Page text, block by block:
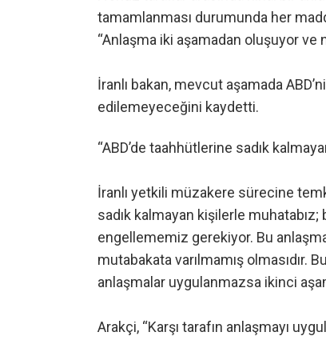
tamamlanması durumunda her
“Anlaşma iki aşamadan oluşuyor ve
İranlı bakan, mevcut aşamada
edilemeyeceğini kaydetti.
“ABD’de taahhütlerine sadık
İranlı yetkili müzakere sürecine
sadık kalmayan kişilerle
engellememiz gerekiyor. Bu
mutabakata varılmamış olmasıdır.
anlaşmalar uygulanmazsa ikinci
Arakçi, “Karşı tarafın anlaşmayı